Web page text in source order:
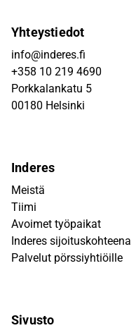
Yhteystiedot
info@inderes.fi
+358 10 219 4690
Porkkalankatu 5
00180 Helsinki
Inderes
Meistä
Tiimi
Avoimet työpaikat
Inderes sijoituskohteena
Palvelut pörssiyhtiöille
Sivusto